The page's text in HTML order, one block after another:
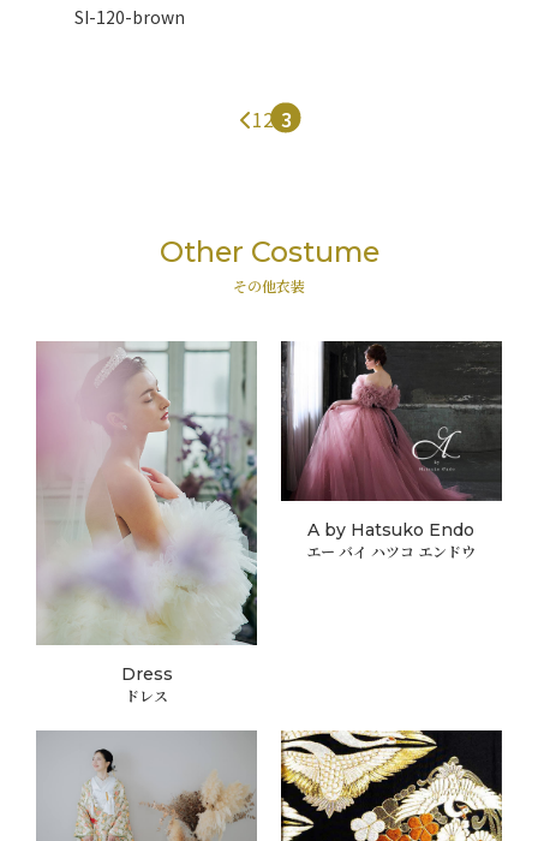
SI-120-brown
12 3
Other Costume
その他衣装
Dress
ドレス
A by Hatsuko Endo
エー バイ ハツコ エンドウ